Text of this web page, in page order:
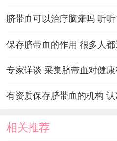
脐带血可以治疗脑瘫吗 听
保存脐带血的作用 很多人
专家详谈 采集脐带血对健
有资质保存脐带血的机构
相关推荐